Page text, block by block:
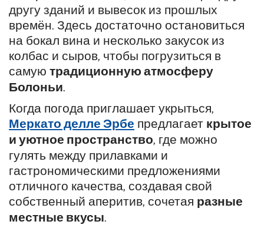
другу зданий и вывесок из прошлых
времён. Здесь достаточно остановиться
на бокал вина и несколько закусок из
колбас и сыров, чтобы погрузиться в
самую традиционную атмосферу
Болоньи.
Когда погода приглашает укрыться,
Меркато делле Эрбе предлагает крытое
и уютное пространство, где можно
гулять между прилавками и
гастрономическими предложениями
отличного качества, создавая свой
собственный аперитив, сочетая разные
местные вкусы.